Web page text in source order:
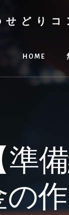
せどりコ
HOME
準
の